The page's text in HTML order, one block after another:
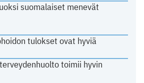
suomalaiset menevät
tulokset ovat hyviä
toimii hyvin